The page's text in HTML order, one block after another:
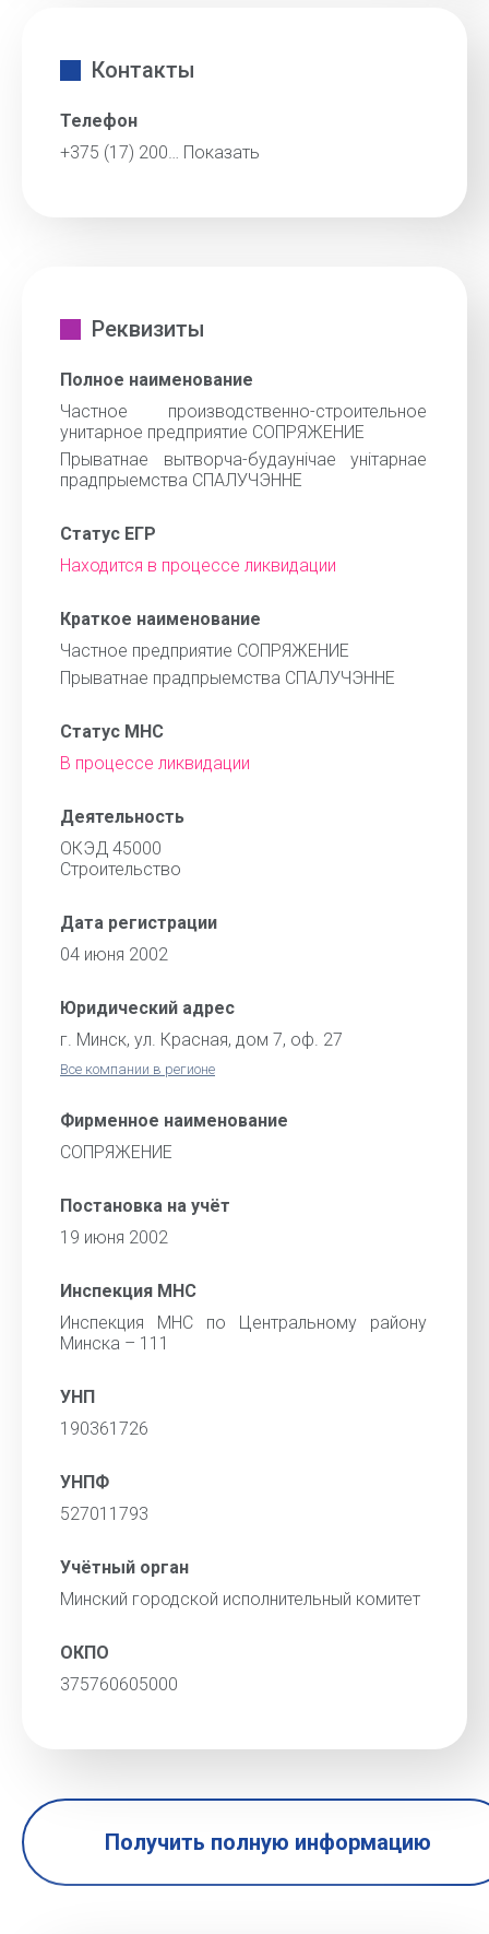
Контакты
Телефон
+375 (17) 200… Показать
Реквизиты
Полное наименование
Частное производственно-строительное
унитарное предприятие СОПРЯЖЕНИЕ
Прыватнае вытворча-будаунiчае унiтарнае
прадпрыемства СПАЛУЧЭННЕ
Статус ЕГР
Находится в процессе ликвидации
Краткое наименование
Частное предприятие СОПРЯЖЕНИЕ
Прыватнае прадпрыемства СПАЛУЧЭННЕ
Статус МНС
В процессе ликвидации
Деятельность
ОКЭД 45000
Строительство
Дата регистрации
04 июня 2002
Юридический адрес
г. Минск, ул. Красная, дом 7, оф. 27
Все компании в регионе
Фирменное наименование
СОПРЯЖЕНИЕ
Постановка на учёт
19 июня 2002
Инспекция МНС
Инспекция МНС по Центральному району
Минска – 111
УНП
190361726
УНПФ
527011793
Учётный орган
Минский городской исполнительный комитет
ОКПО
375760605000
Получить полную информацию